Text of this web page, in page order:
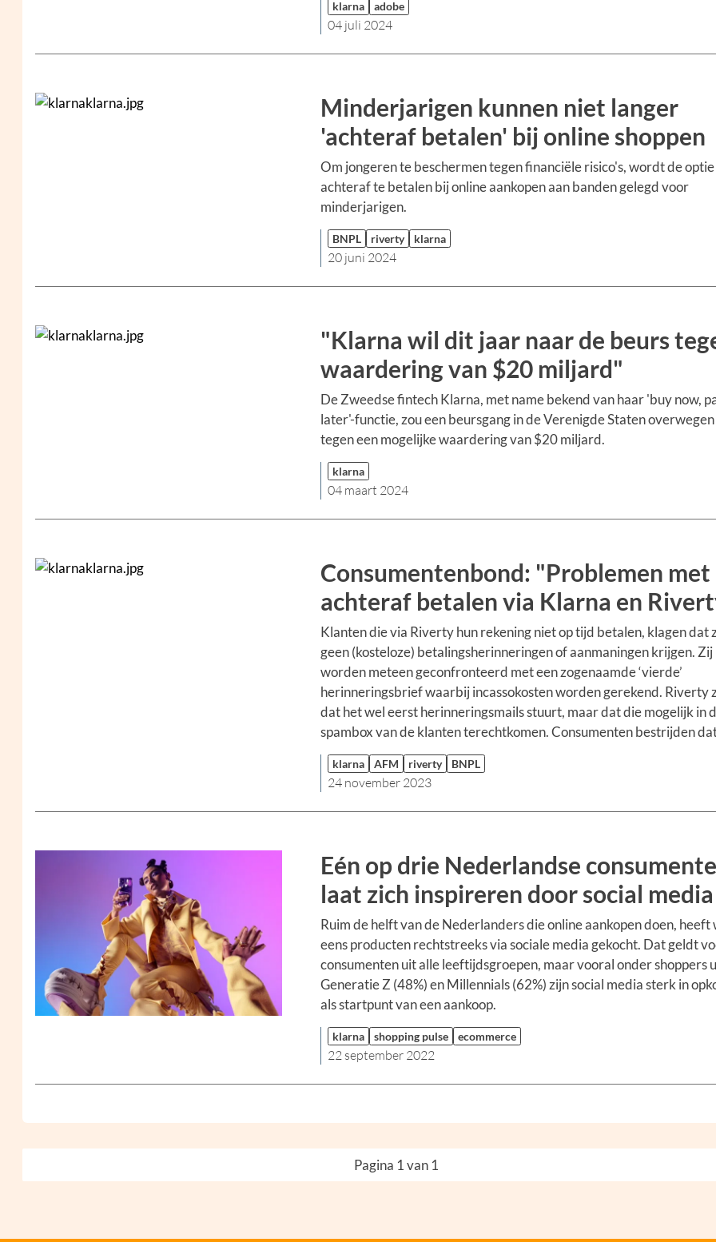
klarna adobe
04 juli 2024
Minderjarigen kunnen niet langer
'achteraf betalen' bij online shoppen
Om jongeren te beschermen tegen financiële risico's, wordt de optie
achteraf te betalen bij online aankopen aan banden gelegd voor
minderjarigen.
BNPL riverty klarna
20 juni 2024
"Klarna wil dit jaar naar de beurs
waardering van $20 miljard"
De Zweedse fintech Klarna, met name bekend van haar 'buy now,
later'-functie, zou een beursgang in de Verenigde Staten overwegen
tegen een mogelijke waardering van $20 miljard.
klarna
04 maart 2024
Consumentenbond: "Problemen met
achteraf betalen via Klarna en
Klanten die via Riverty hun rekening niet op tijd betalen, klagen dat
geen (kosteloze) betalingsherinneringen of aanmaningen krijgen. Zij
worden meteen geconfronteerd met een zogenaamde ‘vierde’
herinneringsbrief waarbij incassokosten worden gerekend. Riverty
dat het wel eerst herinneringsmails stuurt, maar dat die mogelijk in
spambox van de klanten terechtkomen. Consumenten bestrijden
klarna AFM riverty BNPL
24 november 2023
Eén op drie Nederlandse
laat zich inspireren door social media
Ruim de helft van de Nederlanders die online aankopen doen, heeft
eens producten rechtstreeks via sociale media gekocht. Dat geldt
consumenten uit alle leeftijdsgroepen, maar vooral onder shoppers
Generatie Z (48%) en Millennials (62%) zijn social media sterk in
als startpunt van een aankoop.
klarna shopping pulse ecommerce
22 september 2022
Pagina 1 van 1